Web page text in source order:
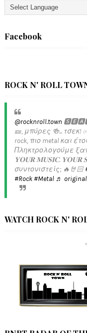
Facebook
ROCK N' ROLL
@rocknroll.town
🎫, μπύρες 🍻... τσεκ!
rock, πιο metal και
Πληκτρολογούμε
𝐘𝐎𝐔𝐑 𝐌𝐔𝐒𝐈𝐂. 𝐘𝐎𝐔𝐑
συντονιστείς; 🔥🤘🏻
#Rock #Metal ♬ original
WATCH ROCK N'